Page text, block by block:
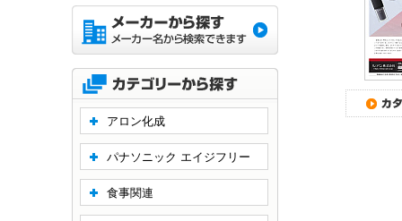
アロン化成
パナソニック エイジフリー
食事関連